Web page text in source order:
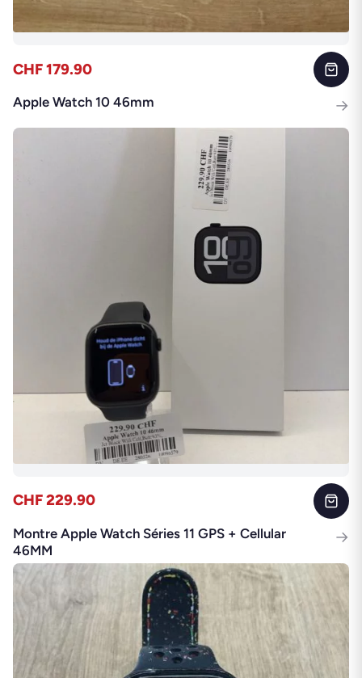
CHF 179.90
Apple Watch 10 46mm →
CHF 229.90
Montre Apple Watch Séries 11 GPS + Cellular
46MM
→